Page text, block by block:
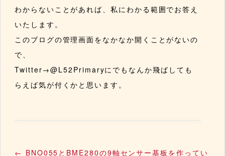
わからないことがあれば、私にわかる範囲でお答え
いたします。
このブログの管理画面をなかなか開くことがないの
で、
Twitter→@L52Primaryにでもなんか飛ばしても
らえば気が付くかと思います。
← BNO055とBME280の9軸センサー基板を作ってい